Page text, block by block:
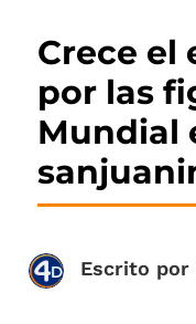
Crece el
por las
Mundial
Escrito por